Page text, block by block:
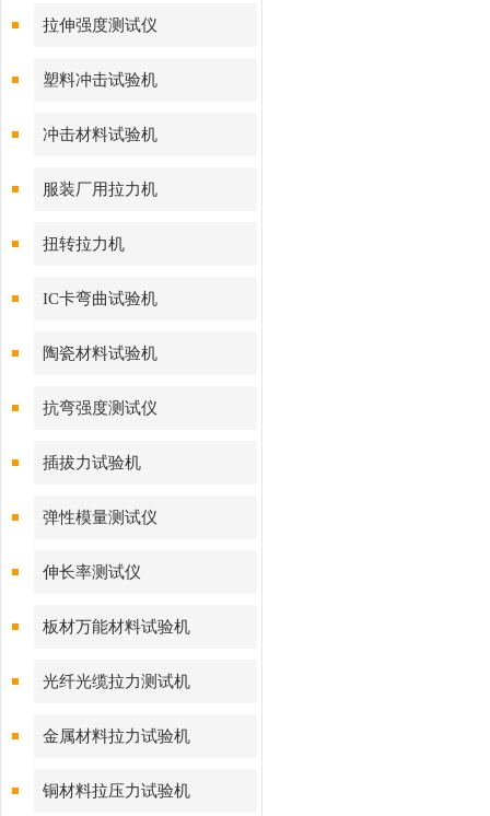
拉伸强度测试仪
塑料冲击试验机
冲击材料试验机
服装厂用拉力机
扭转拉力机
IC卡弯曲试验机
陶瓷材料试验机
抗弯强度测试仪
插拔力试验机
弹性模量测试仪
伸长率测试仪
板材万能材料试验机
光纤光缆拉力测试机
金属材料拉力试验机
铜材料拉压力试验机